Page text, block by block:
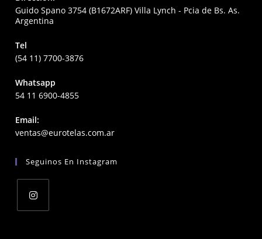
Guido Spano 3754 (B1672ARF) Villa Lynch - Pcia de Bs. As.
Argentina
Tel
(54 11) 7700-3876
Whatsapp
54 11 6900-4855
Email:
ventas@eurotelas.com.arOpens
application
Seguinos En Instagram